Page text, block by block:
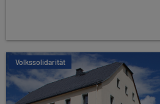
Volkssolidarität